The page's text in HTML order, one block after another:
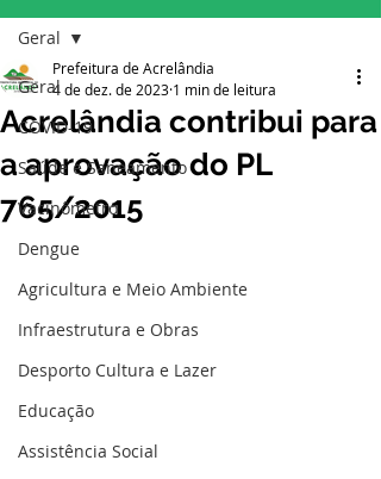
Geral
COVID-19
Saúde e Saneamento
Vacinômetro
Dengue
Agricultura e Meio Ambiente
Infraestrutura e Obras
Desporto Cultura e Lazer
Educação
Assistência Social
Geral
Acrelândia contribui para
a aprovação do PL
765/2015
Prefeitura de Acrelândia
4 de dez. de 2023 1 min de leitura